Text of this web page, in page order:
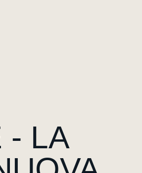
- LA